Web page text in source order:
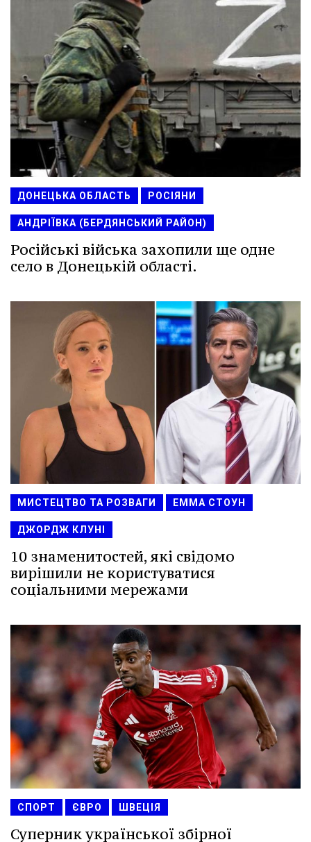
ДОНЕЦЬКА ОБЛАСТЬ РОСІЯНИ
АНДРІЇВКА (БЕРДЯНСЬКИЙ РАЙОН)
Російські війська захопили ще одне
село в Донецькій області.
МИСТЕЦТВО ТА РОЗВАГИ ЕММА СТОУН
ДЖОРДЖ КЛУНІ
10 знаменитостей, які свідомо
вирішили не користуватися
соціальними мережами
СПОРТ ЄВРО ШВЕЦІЯ
Суперник української збірної